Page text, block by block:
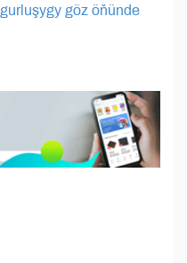
gurluşygy göz öňünde